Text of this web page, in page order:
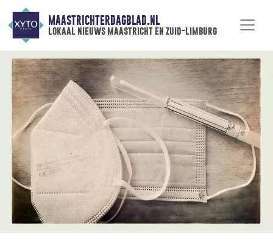
MAASTRICHTERDAGBLAD.NL
lokaal nieuws maastricht en zuid-limburg